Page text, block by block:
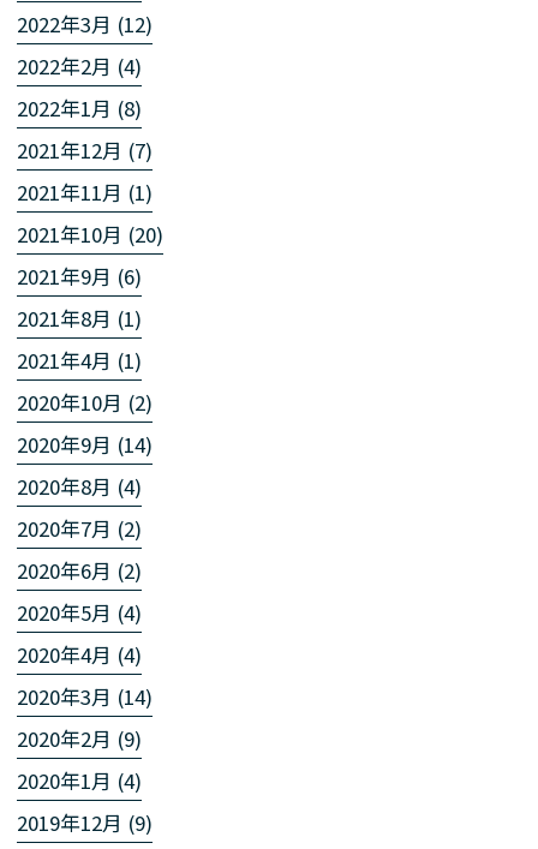
2022年3月 (12)
2022年2月 (4)
2022年1月 (8)
2021年12月 (7)
2021年11月 (1)
2021年10月 (20)
2021年9月 (6)
2021年8月 (1)
2021年4月 (1)
2020年10月 (2)
2020年9月 (14)
2020年8月 (4)
2020年7月 (2)
2020年6月 (2)
2020年5月 (4)
2020年4月 (4)
2020年3月 (14)
2020年2月 (9)
2020年1月 (4)
2019年12月 (9)